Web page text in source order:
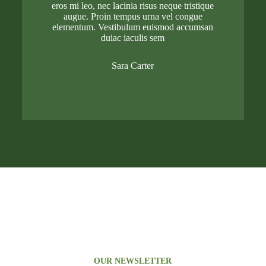
eros mi leo, nec lacinia risus neque tristique
augue. Proin tempus urna vel congue
elementum. Vestibulum euismod accumsan
duiac iaculis sem
Sara Carter
OUR NEWSLETTER